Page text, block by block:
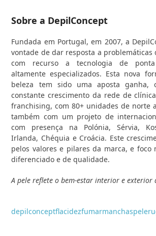
Sobre a DepilConcept
Fundada em Portugal, em 2007, a
vontade de dar resposta a problemáticas
com recurso a tecnologia de
altamente especializados. Esta nova
beleza tem sido uma aposta ganha,
constante crescimento da rede de
franchising, com 80+ unidades de norte
também com um projeto de
com presença na Polónia, Sérvia,
Irlanda, Chéquia e Croácia. Este
pelos valores e pilares da marca, e foco
diferenciado e de qualidade.
A pele reflete o bem-estar interior e exterior
depilconceptflacidezfumarmanchaspele